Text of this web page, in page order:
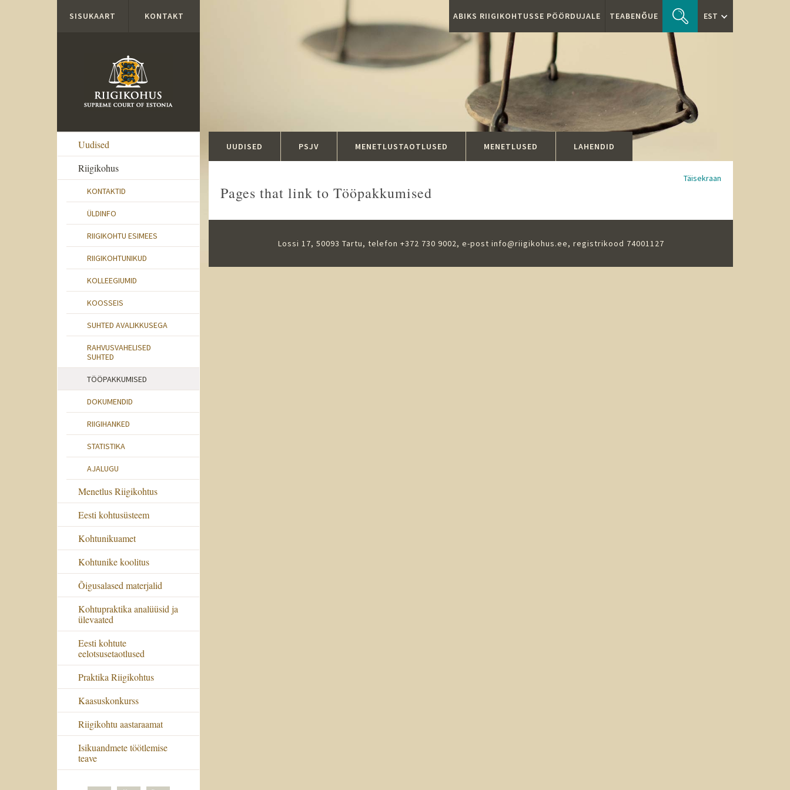
ABIKS RIIGIKOHTUSSE PÖÖRDUJALE TEABENÕUE EST
SISUKAART KONTAKT
Uudised
Riigikohus
KONTAKTID
ÜLDINFO
RIIGIKOHTU ESIMEES
RIIGIKOHTUNIKUD
KOLLEEGIUMID
KOOSSEIS
SUHTED AVALIKKUSEGA
RAHVUSVAHELISED
SUHTED
TÖÖPAKKUMISED
DOKUMENDID
RIIGIHANKED
STATISTIKA
AJALUGU
Menetlus Riigikohtus
Eesti kohtusüsteem
Kohtunikuamet
Kohtunike koolitus
Õigusalased materjalid
Kohtupraktika analüüsid ja
ülevaated
Eesti kohtute
eelotsusetaotlused
Praktika Riigikohtus
Kaasuskonkurss
Riigikohtu aastaraamat
Isikuandmete töötlemise
teave
UUDISED PSJV MENETLUSTAOTLUSED MENETLUSED LAHENDID
Täisekraan
Pages that link to Tööpakkumised
Lossi 17, 50093 Tartu, telefon +372 730 9002, e-post info@riigikohus.ee, registrikood 74001127